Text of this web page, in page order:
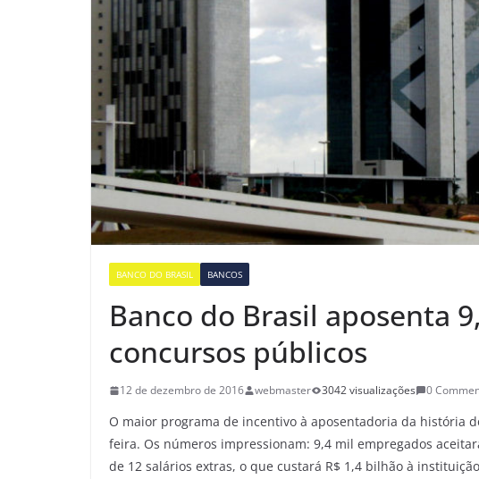
BANCO DO BRASIL BANCOS
Banco do Brasil aposenta
concursos públicos
12 de dezembro de 2016 webmaster 3042 visualizações 0
O maior programa de incentivo à aposentadoria da história
feira. Os números impressionam: 9,4 mil empregados
de 12 salários extras, o que custará R$ 1,4 bilhão à